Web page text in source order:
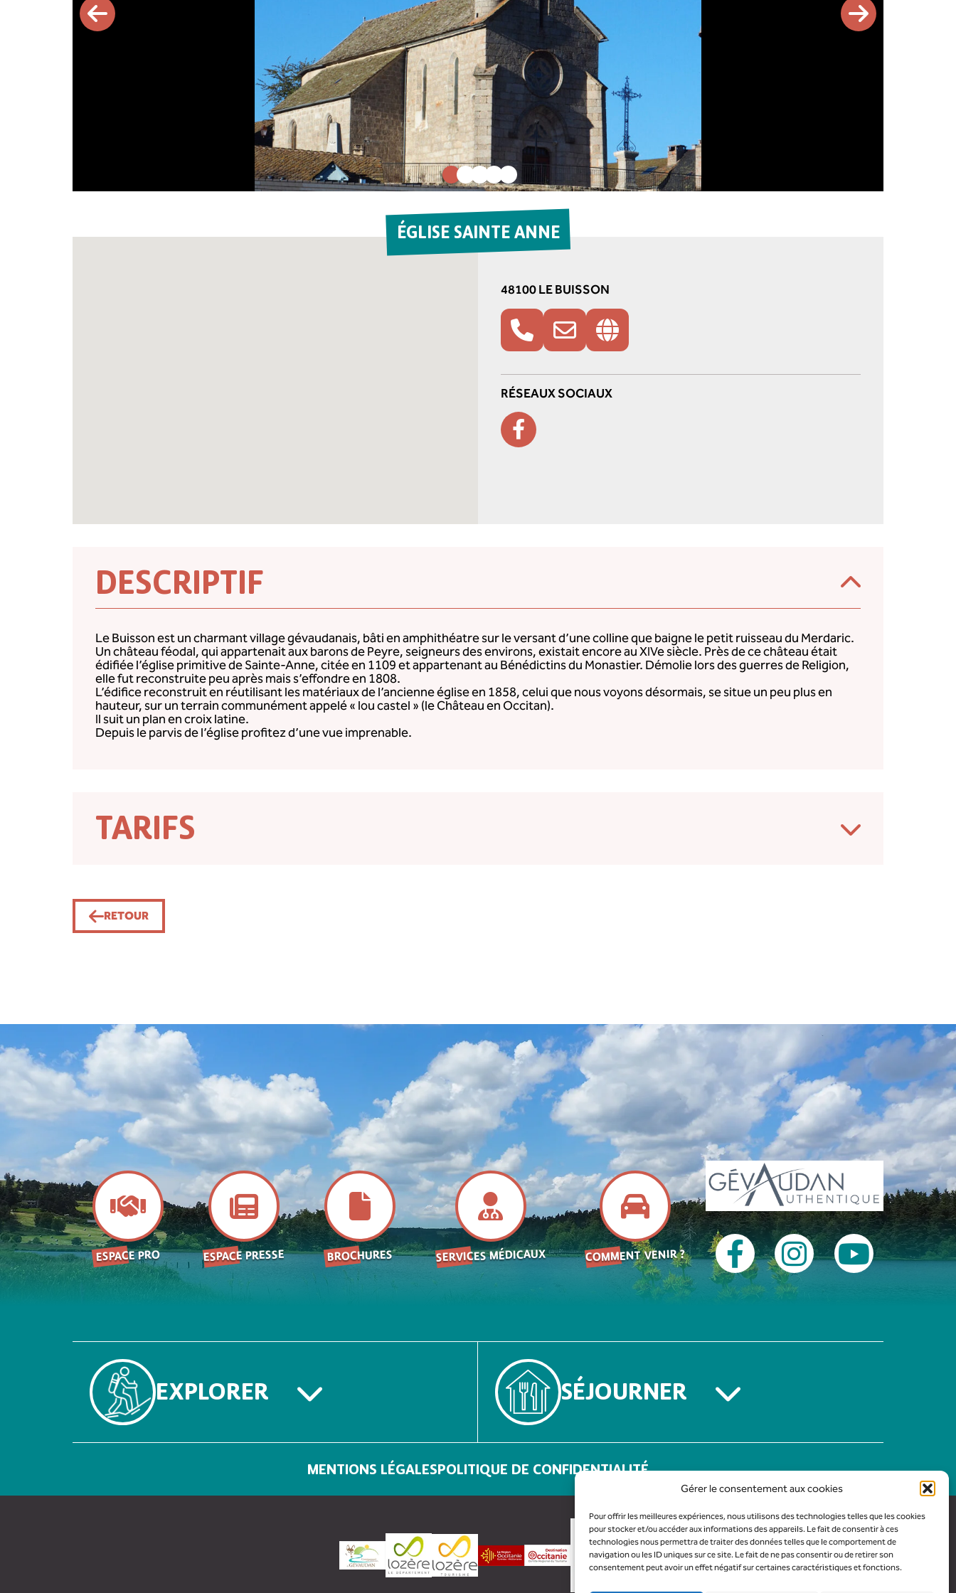
Gérer le consentement aux cookies
Pour offrir les meilleures expériences, nous utilisons des technologies telles que les cookies
pour stocker et/ou accéder aux informations des appareils. Le fait de consentir à ces
technologies nous permettra de traiter des données telles que le comportement de
navigation ou les ID uniques sur ce site. Le fait de ne pas consentir ou de retirer son
consentement peut avoir un effet négatif sur certaines caractéristiques et fonctions.
ÉGLISE SAINTE ANNE
48100 LE BUISSON
RÉSEAUX SOCIAUX
DESCRIPTIF
Le Buisson est un charmant village gévaudanais, bâti en amphithéatre sur le versant d’une colline que baigne le petit ruisseau du Merdaric.
Un château féodal, qui appartenait aux barons de Peyre, seigneurs des environs, existait encore au XIVe siècle. Près de ce château était
édifiée l’église primitive de Sainte-Anne, citée en 1109 et appartenant au Bénédictins du Monastier. Démolie lors des guerres de Religion,
elle fut reconstruite peu après mais s’effondre en 1808.
L’édifice reconstruit en réutilisant les matériaux de l’ancienne église en 1858, celui que nous voyons désormais, se situe un peu plus en
hauteur, sur un terrain communément appelé « lou castel » (le Château en Occitan).
Il suit un plan en croix latine.
Depuis le parvis de l’église profitez d’une vue imprenable.
TARIFS
RETOUR
ESPACE PRO ESPACE PRESSE BROCHURES SERVICES MÉDICAUX COMMENT VENIR ?
EXPLORER SÉJOURNER
MENTIONS LÉGALESPOLITIQUE DE CONFIDENTIALITÉ